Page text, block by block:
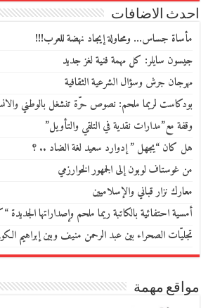
احدث الاضافات
مأساة جساس… ومحاولة إيجاد نهضة للعرب!!!
جيسون سايلر: كل مهمة فنية لغز جديد
مهرجان جرش وسؤال الشرعية الثقافية
بودكاست لريما ملحم: نصوص حرّة تنشغل بالوطني
وقفة مع”مدارات نقدية في التلقي والتأويل”
هل كان “يجهل ” إدوارد سعيد لغة الضاد .. ؟
من غوستاف لوبون إلى الجمهور الخوارزمي
معارك نزار قباني والإسلاميين
أمسية احتفائية بالكاتبة ريما ملحم وإصداراتها
تجليّات الصحراء بين عبد الرحمن منيف وبين إبراهيم
مواقع مهمة